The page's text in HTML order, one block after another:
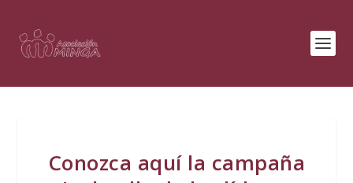
Conozca aquí la campaña